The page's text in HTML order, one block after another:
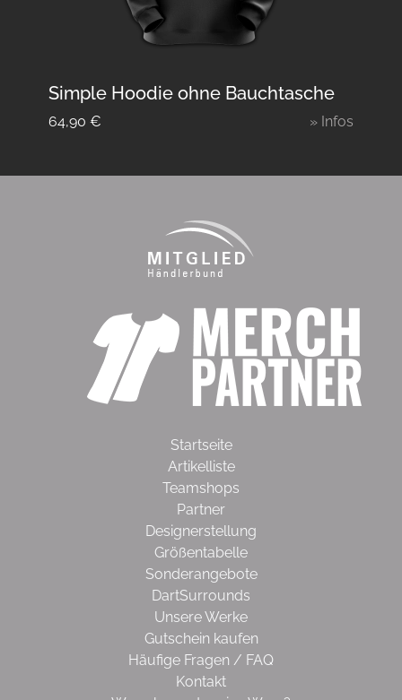
Simple Hoodie ohne Bauchtasche
64,90 € » Infos
Startseite
Artikelliste
Teamshops
Partner
Designerstellung
Größentabelle
Sonderangebote
DartSurrounds
Unsere Werke
Gutschein kaufen
Häufige Fragen / FAQ
Kontakt